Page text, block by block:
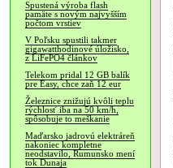
Spustená výroba flash
pamäte s novým najvyšším
počtom vrstiev
V Poľsku spustili takmer
gigawatthodinové úložisko,
z LiFePO4 článkov
Telekom pridal 12 GB balík
pre Easy, chce zaň 12 eur
Železnice znižujú kvôli teplu
rýchlosť iba na 50 km/h,
spôsobuje to meškanie
Maďarsko jadrovú elektráreň
nakoniec kompletne
neodstavilo, Rumunsko mení
tok Dunaja